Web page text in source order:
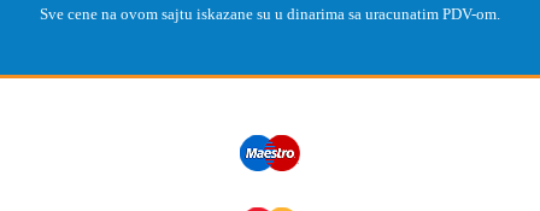
Sve cene na ovom sajtu iskazane su u dinarima sa uracunatim PDV-om.